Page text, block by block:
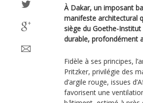
À Dakar, un imposant
manifeste architectural
siège du Goethe-Institut
durable, profondément
Fidèle à ses principes,
Pritzker, privilégie des
d’argile rouge, issues
favorisent une